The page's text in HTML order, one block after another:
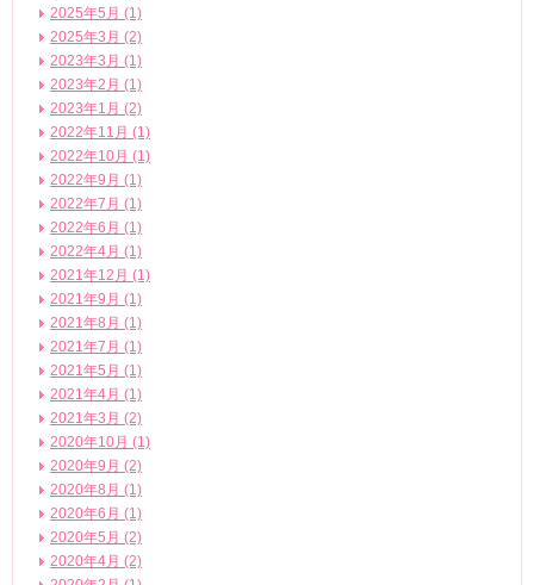
2025年5月 (1)
2025年3月 (2)
2023年3月 (1)
2023年2月 (1)
2023年1月 (2)
2022年11月 (1)
2022年10月 (1)
2022年9月 (1)
2022年7月 (1)
2022年6月 (1)
2022年4月 (1)
2021年12月 (1)
2021年9月 (1)
2021年8月 (1)
2021年7月 (1)
2021年5月 (1)
2021年4月 (1)
2021年3月 (2)
2020年10月 (1)
2020年9月 (2)
2020年8月 (1)
2020年6月 (1)
2020年5月 (2)
2020年4月 (2)